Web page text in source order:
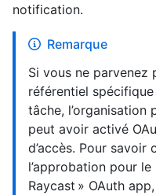
notification.
Remarque
Si vous ne parvenez
référentiel spécifique
tâche,
peut avoir activé
d’accès. Pour savoir
l’approbation pour
Raycast » OAuth